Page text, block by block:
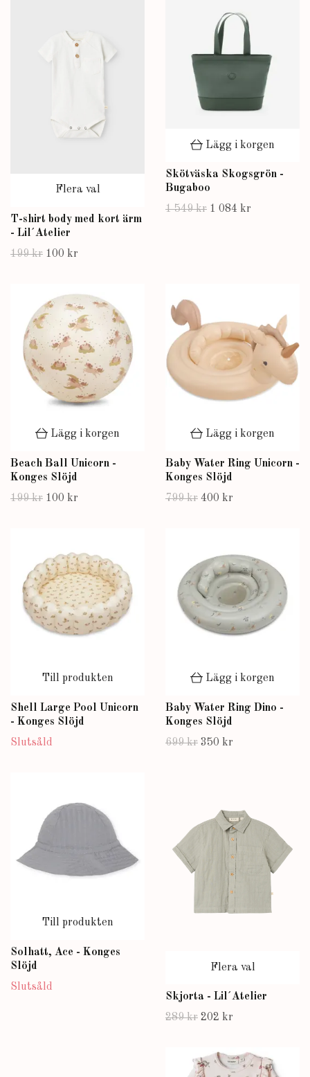
Flera val
T-shirt body med kort ärm
- Lil´Atelier
199 kr 100 kr
Lägg i korgen
Skötväska Skogsgrön -
Bugaboo
1 549 kr 1 084 kr
Lägg i korgen
Beach Ball Unicorn -
Konges Slöjd
199 kr 100 kr
Lägg i korgen
Baby Water Ring Unicorn -
Konges Slöjd
799 kr 400 kr
Till produkten
Shell Large Pool Unicorn
- Konges Slöjd
Slutsåld
Lägg i korgen
Baby Water Ring Dino -
Konges Slöjd
699 kr 350 kr
Till produkten
Solhatt, Ace - Konges
Slöjd
Slutsåld
Flera val
Skjorta - Lil´Atelier
289 kr 202 kr